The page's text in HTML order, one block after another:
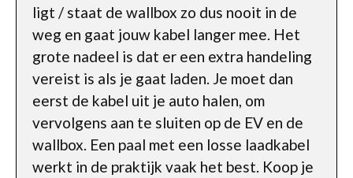
ligt / staat de wallbox zo dus nooit in de
weg en gaat jouw kabel langer mee. Het
grote nadeel is dat er een extra handeling
vereist is als je gaat laden. Je moet dan
eerst de kabel uit je auto halen, om
vervolgens aan te sluiten op de EV en de
wallbox. Een paal met een losse laadkabel
werkt in de praktijk vaak het best. Koop je